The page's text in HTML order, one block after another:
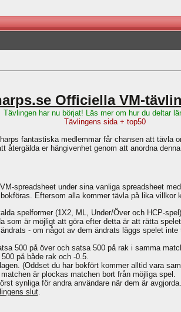
Officiella VM-
Tävlingen har nu börjat! Läs mer om hur du deltar
Tävlingens sida + top50
fantastiska medlemmar får chansen att tävla
återgälda er hängivenhet genom att anordna
spreadsheet under sina vanliga spreadsheet
Eftersom alla kommer tävla på lika villkor
spelformer (1X2, ML, Under/Över och HCP-
som är möjligt att göra efter detta är att rätta
- om något av dem ändrats läggs spelet inte
500 på över och satsa 500 på rak i samma
på både rak och -0.5.
(Oddset du har bokfört kommer alltid vara
är plockas matchen bort från möjliga spel.
synliga för andra användare när dem är avgjorda.
slut.